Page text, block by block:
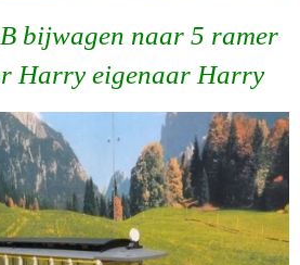
bijwagen naar 5 ramer
Harry eigenaar Harry